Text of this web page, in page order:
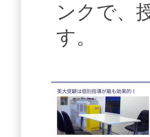
ンクで、
す。